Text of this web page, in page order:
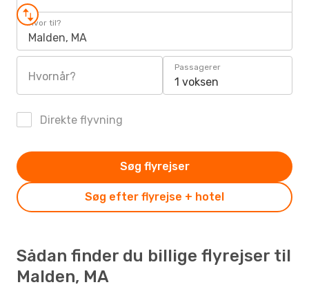
Hvor til?
Malden, MA
Hvornår?
Passagerer
1 voksen
Direkte flyvning
Søg efter flyrejse + hotel
Søg flyrejser
Sådan finder du billige flyrejser til
Malden, MA